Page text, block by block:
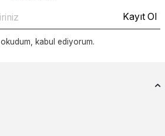
Kayıt Ol
, okudum, kabul ediyorum.